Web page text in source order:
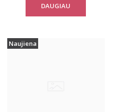
DAUGIAU
Naujiena